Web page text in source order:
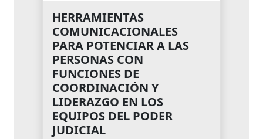
HERRAMIENTAS
COMUNICACIONALES
PARA POTENCIAR A LAS
PERSONAS CON
FUNCIONES DE
COORDINACIÓN Y
LIDERAZGO EN LOS
EQUIPOS DEL PODER
JUDICIAL